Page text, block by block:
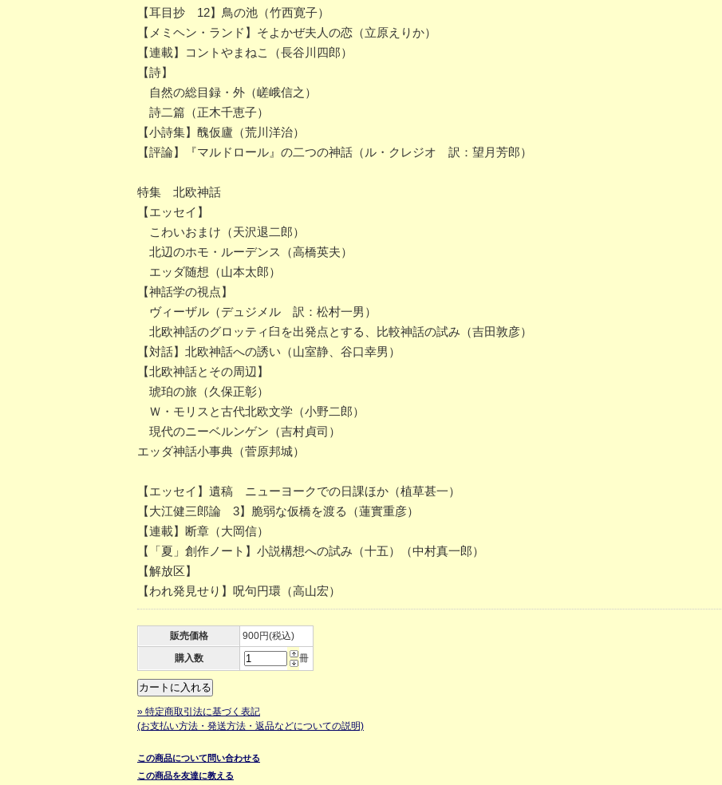
【耳目抄 12】鳥の池（竹西寛子）
【メミヘン・ランド】そよかぜ夫人の恋（立原えりか）
【連載】コントやまねこ（長谷川四郎）
【詩】
自然の総目録・外（嵯峨信之）
詩二篇（正木千恵子）
【小詩集】醜仮廬（荒川洋治）
【評論】『マルドロール』の二つの神話（ル・クレジオ 訳：望月芳郎）
特集 北欧神話
【エッセイ】
こわいおまけ（天沢退二郎）
北辺のホモ・ルーデンス（高橋英夫）
エッダ随想（山本太郎）
【神話学の視点】
ヴィーザル（デュジメル 訳：松村一男）
北欧神話のグロッティ臼を出発点とする、比較神話の試み（吉田敦彦）
【対話】北欧神話への誘い（山室静、谷口幸男）
【北欧神話とその周辺】
琥珀の旅（久保正彰）
Ｗ・モリスと古代北欧文学（小野二郎）
現代のニーベルンゲン（吉村貞司）
エッダ神話小事典（菅原邦城）
【エッセイ】遺稿 ニューヨークでの日課ほか（植草甚一）
【大江健三郎論 3】脆弱な仮橋を渡る（蓮實重彦）
【連載】断章（大岡信）
【「夏」創作ノート】小説構想への試み（十五）（中村真一郎）
【解放区】
【われ発見せり】呪句円環（高山宏）
販売価格
900円(税込)
購入数
冊
» 特定商取引法に基づく表記
(お支払い方法・発送方法・返品などについての説明)
この商品について問い合わせる
この商品を友達に教える